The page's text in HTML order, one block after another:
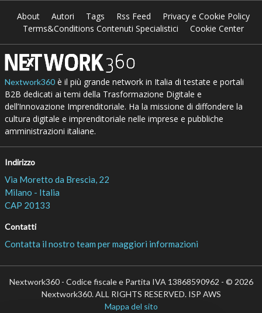
About Autori Tags Rss Feed
Privacy e Cookie Policy
Terms&Conditions Contenuti Specialistici
Cookie Center
Nextwork360è il più grande network in Italia di testate e portali
B2B dedicati ai temi della Trasformazione Digitale e
dell’Innovazione Imprenditoriale. Ha la missione di diffondere la
cultura digitale e imprenditoriale nelle imprese e pubbliche
amministrazioni italiane.
Indirizzo
Via Moretto da Brescia, 22
Milano - Italia
CAP 20133
Contatti
Contatta il nostro team per maggiori informazioni
Nextwork360 - Codice fiscale e Partita IVA 13868590962 - © 2026
Nextwork360. ALL RIGHTS RESERVED. ISP AWS
Mappa del sito